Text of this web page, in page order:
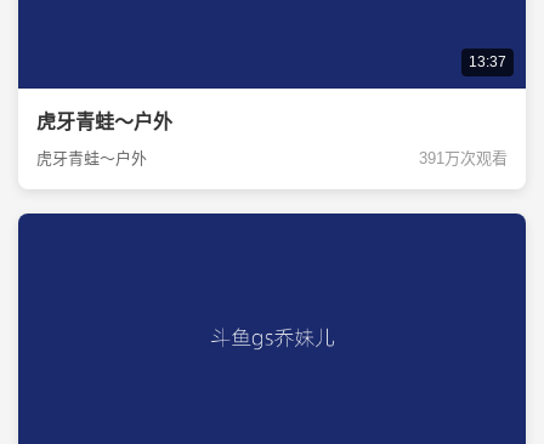
13:37
虎牙青蛙～户外
虎牙青蛙～户外 391万次观看